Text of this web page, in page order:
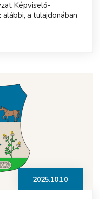
Képviselő-
a tulajdonában
2025.10.10